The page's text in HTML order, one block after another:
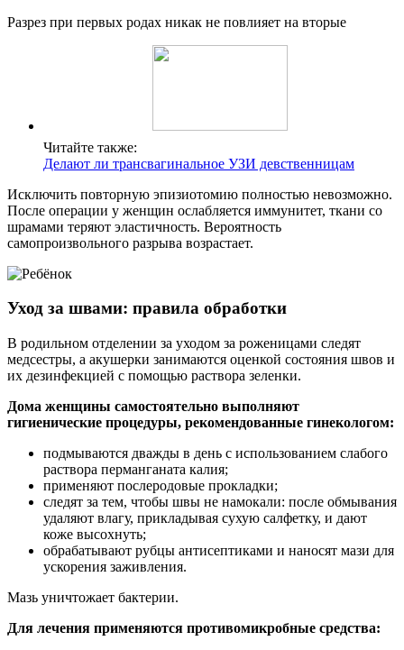
Разрез при первых родах никак не повлияет на вторые
Читайте также:
Делают ли трансвагинальное УЗИ девственницам
Исключить повторную эпизиотомию полностью невозможно.
После операции у женщин ослабляется иммунитет, ткани со
шрамами теряют эластичность. Вероятность
самопроизвольного разрыва возрастает.
Уход за швами: правила обработки
В родильном отделении за уходом за роженицами следят
медсестры, а акушерки занимаются оценкой состояния швов и
их дезинфекцией с помощью раствора зеленки.
Дома женщины самостоятельно выполняют
гигиенические процедуры, рекомендованные гинекологом:
подмываются дважды в день с использованием слабого
раствора перманганата калия;
применяют послеродовые прокладки;
следят за тем, чтобы швы не намокали: после обмывания
удаляют влагу, прикладывая сухую салфетку, и дают
коже высохнуть;
обрабатывают рубцы антисептиками и наносят мази для
ускорения заживления.
Мазь уничтожает бактерии.
Для лечения применяются противомикробные средства: